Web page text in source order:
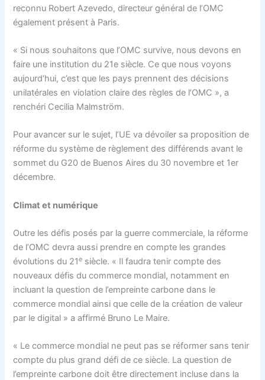
reconnu Robert Azevedo, directeur général de l’OMC
également présent à Paris.
« Si nous souhaitons que l’OMC survive, nous devons en
faire une institution du 21e siècle. Ce que nous voyons
aujourd’hui, c’est que les pays prennent des décisions
unilatérales en violation claire des règles de l’OMC », a
renchéri Cecilia Malmström.
Pour avancer sur le sujet, l’UE va dévoiler sa proposition de
réforme du système de règlement des différends avant le
sommet du G20 de Buenos Aires du 30 novembre et 1er
décembre.
Climat et numérique
Outre les défis posés par la guerre commerciale, la réforme
de l’OMC devra aussi prendre en compte les grandes
évolutions du 21e siècle. « Il faudra tenir compte des
nouveaux défis du commerce mondial, notamment en
incluant la question de l’empreinte carbone dans le
commerce mondial ainsi que celle de la création de valeur
par le digital » a affirmé Bruno Le Maire.
« Le commerce mondial ne peut pas se réformer sans tenir
compte du plus grand défi de ce siècle. La question de
l’empreinte carbone doit être directement incluse dans la